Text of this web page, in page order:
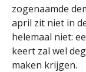
zogenaamde
april zit niet in
helemaal niet:
keert zal wel
maken krijgen.